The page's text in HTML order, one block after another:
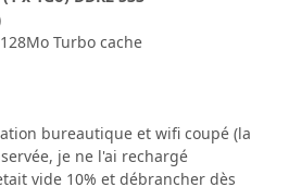
Turbo cache
bureautique et wifi coupé (la
je ne l'ai rechargé
vide 10% et débrancher dès